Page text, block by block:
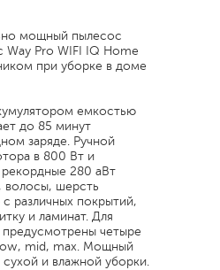
мощный пылесос
Way Pro WIFI IQ Home
при уборке в доме
емкостью
до 85 минут
заряде. Ручной
в 800 Вт и
280 аВт
волосы, шерсть
различных покрытий,
и ламинат. Для
предусмотрены четыре
mid, max. Мощный
сухой и влажной уборки.